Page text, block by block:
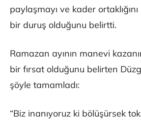
paylaşmayı ve kader
bir duruş olduğunu belirtti.
Ramazan ayının manevi
bir fırsat olduğunu belirten
şöyle tamamladı:
“Biz inanıyoruz ki bölüşürsek